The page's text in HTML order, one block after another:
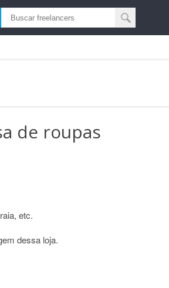
de roupas
etc.
dessa loja.